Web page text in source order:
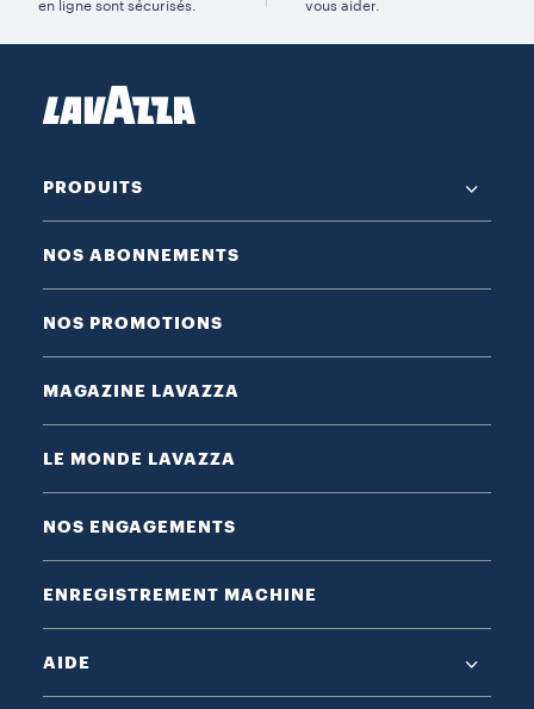
en ligne sont sécurisés.
vous aider.
PRODUITS
NOS ABONNEMENTS
NOS PROMOTIONS
MAGAZINE LAVAZZA
LE MONDE LAVAZZA
NOS ENGAGEMENTS
ENREGISTREMENT MACHINE
AIDE